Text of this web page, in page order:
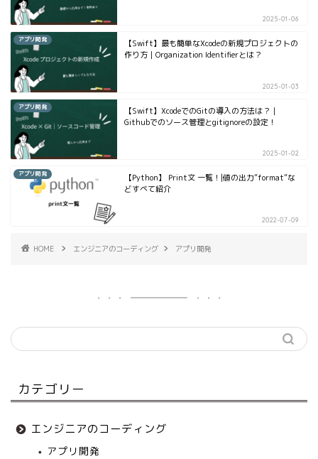
2025-01-06
アプリ開発
【Swift】最も簡単なXcodeの新規プロジェクトの
作り方｜Organization Identifierとは？
2025-01-03
アプリ開発
【Swift】XcodeでのGitの導入の方法は？｜
Githubでのソース管理とgitignoreの設定！
2025-01-02
アプリ開発
【Python】 Print文 一覧！|値の出力”format”な
どすべて紹介
2022-07-09
HOME エンジニアのコーディング アプリ開発
カテゴリー
エンジニアのコーディング
アプリ開発